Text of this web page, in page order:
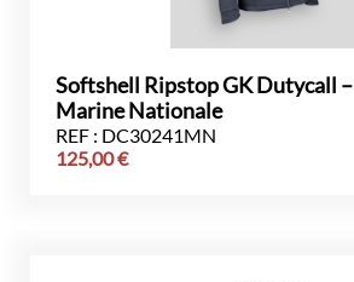
Softshell Ripstop GK Dutycall –
Marine Nationale
REF : DC30241MN
125,00€